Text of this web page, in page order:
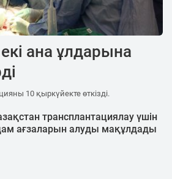
ана ұлдарына
10 қыркүйекте өткізді.
трансплантациялау үшін
ағзаларын алуды мақұлдады